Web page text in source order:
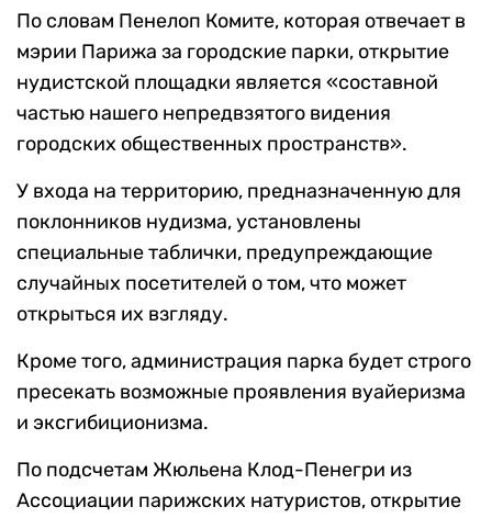
По словам Пенелоп Комите, которая отвечает в
мэрии Парижа за городские парки, открытие
нудистской площадки является «составной
частью нашего непредвзятого видения
городских общественных пространств».
У входа на территорию, предназначенную для
поклонников нудизма, установлены
специальные таблички, предупреждающие
случайных посетителей о том, что может
открыться их взгляду.
Кроме того, администрация парка будет строго
пресекать возможные проявления вуайеризма
и эксгибиционизма.
По подсчетам Жюльена Клод-Пенегри из
Ассоциации парижских натуристов, открытие